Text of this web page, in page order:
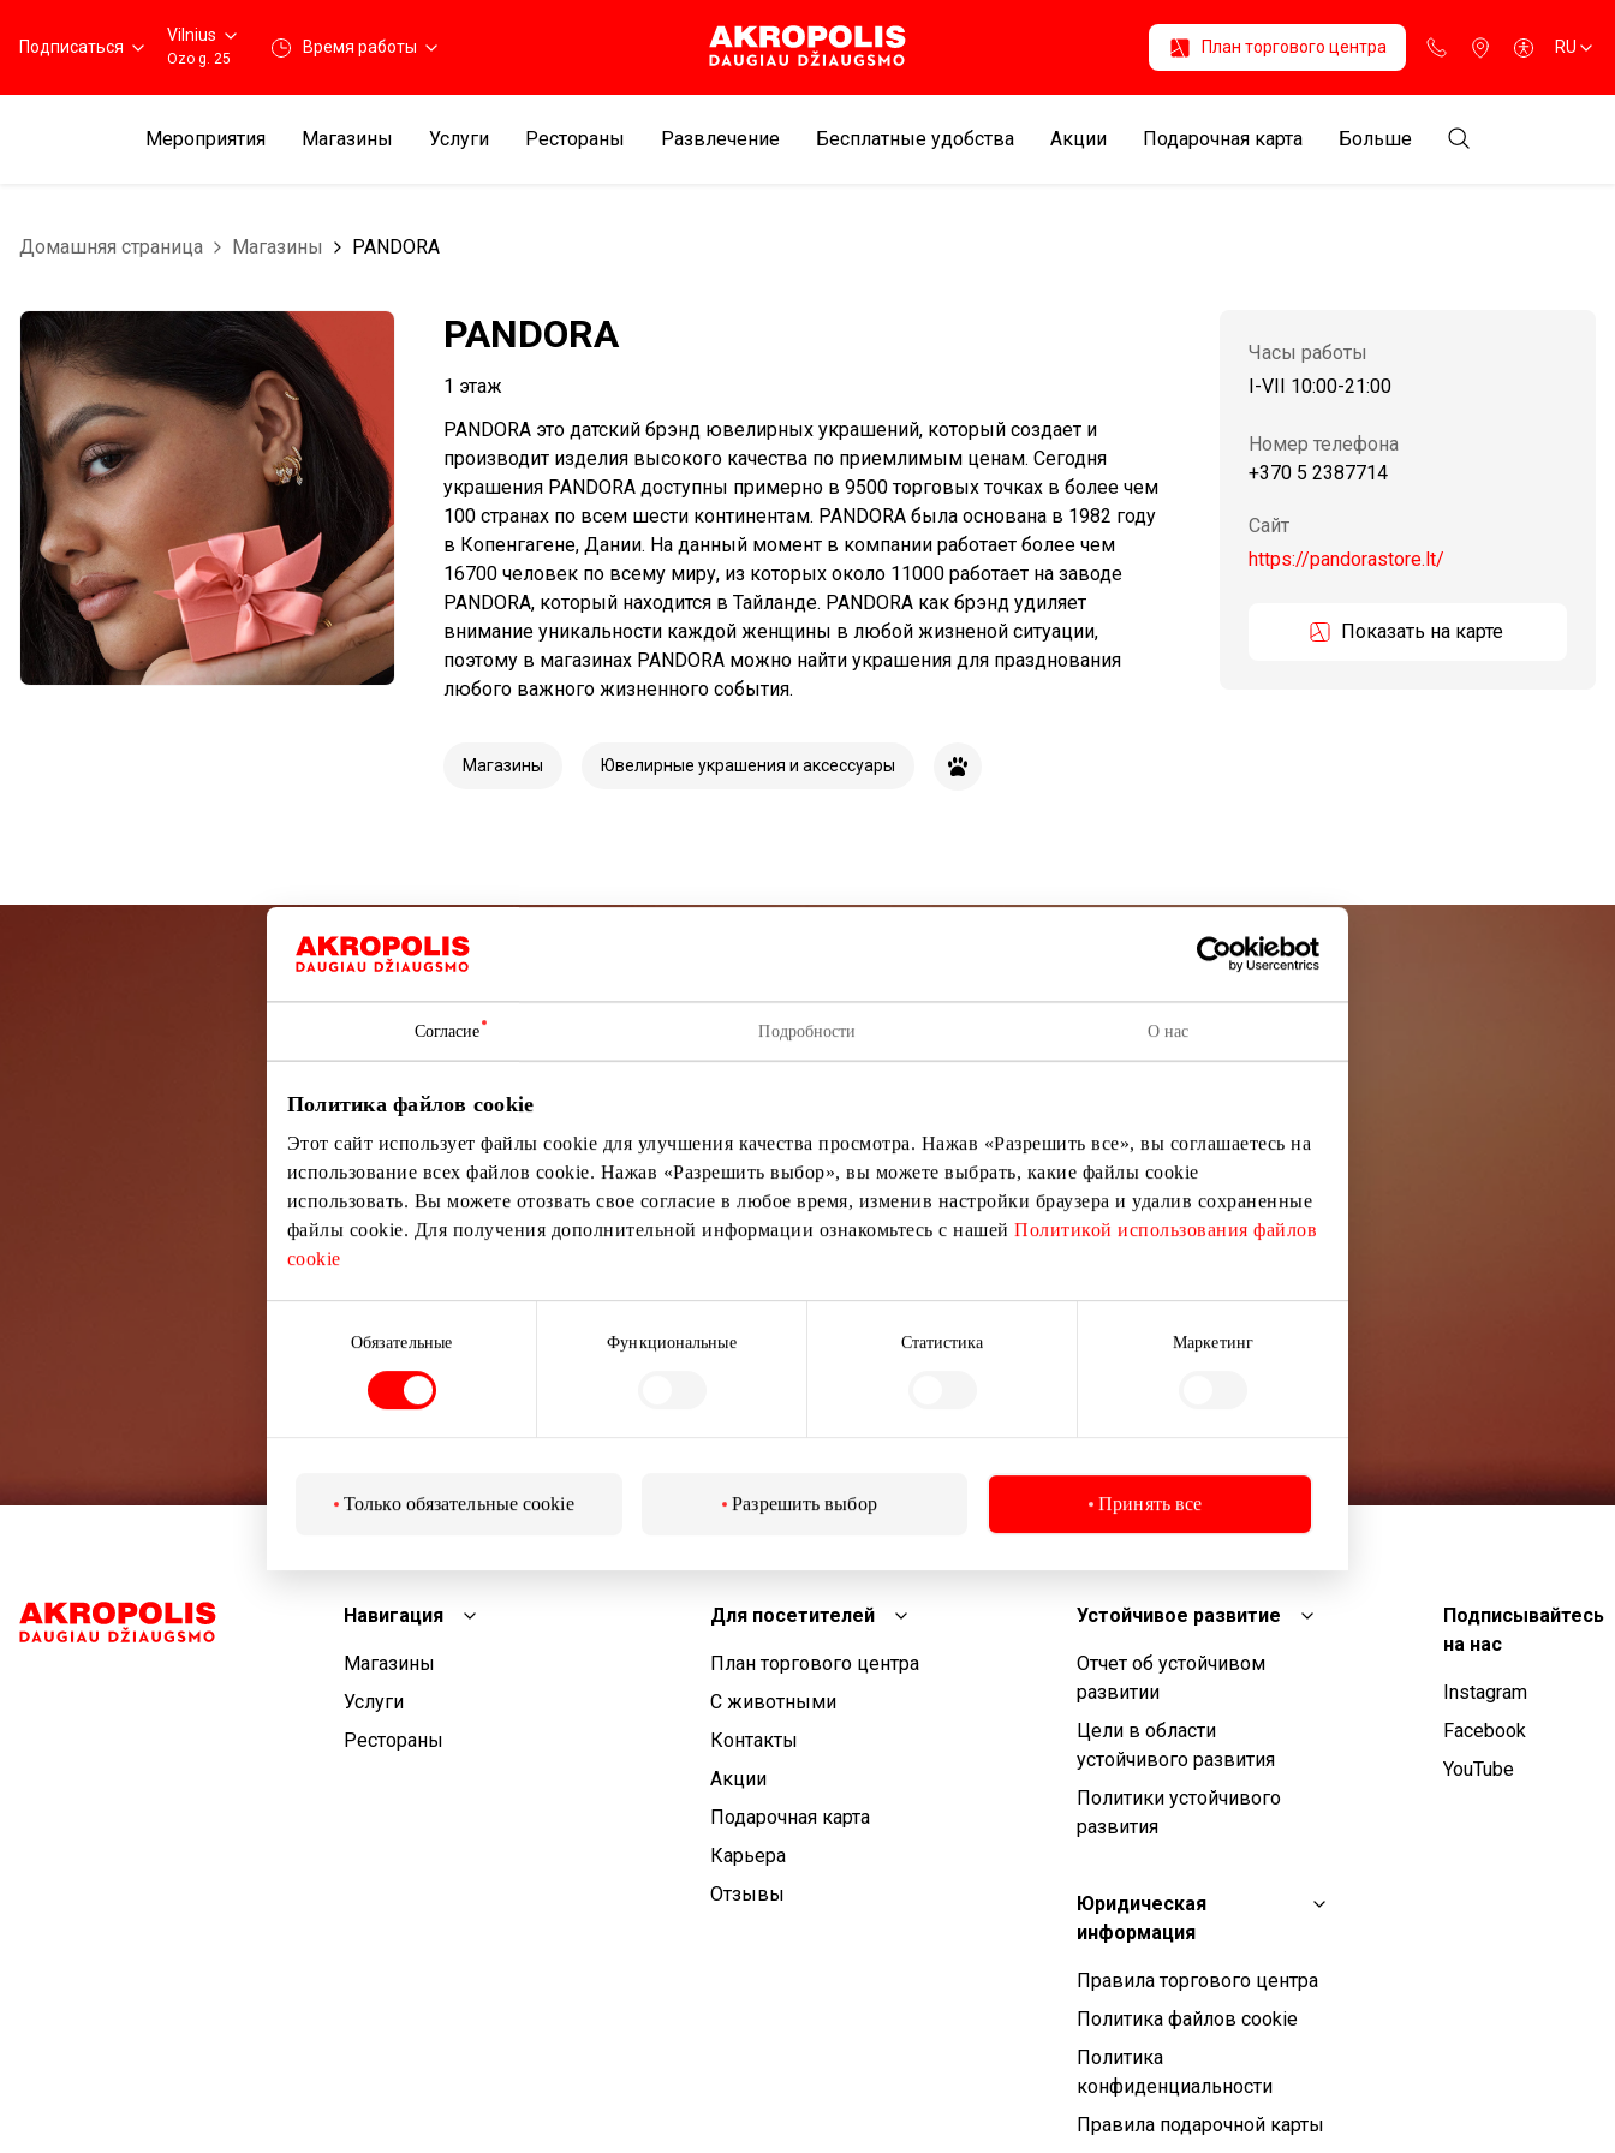
Согласие Подробности О нас
Политика файлов cookie
Этот сайт использует файлы cookie для улучшения качества просмотра. Нажав «Разрешить все», вы соглашаетесь на
использование всех файлов cookie. Нажав «Разрешить выбор», вы можете выбрать, какие файлы cookie
использовать. Вы можете отозвать свое согласие в любое время, изменив настройки браузера и удалив сохраненные
файлы cookie. Для получения дополнительной информации ознакомьтесь с нашейПолитикой использования файлов
cookie
Обязательные Функциональные Статистика Маркетинг
Только обязательные cookie Разрешить выбор Принять все
Подписаться
Vilnius
Ozo g. 25
Время работы План торгового центра RU
Мероприятия Магазины Услуги Рестораны Развлечение Бесплатные удобства Aкции Подарочная карта Больше
Домашняя страница Магазины PANDORA
PANDORA
1 этаж
PANDORA это датский брэнд ювелирных украшений, который создает и
производит изделия высокого качества по приемлимым ценам. Сегодня
украшения PANDORA доступны примерно в 9500 торговых точках в более чем
100 странах по всем шести континентам. PANDORA была основана в 1982 году
в Копенгагене, Дании. На данный момент в компании работает более чем
16700 человек по всему миру, из которых около 11000 работает на заводе
PANDORA, который находится в Тайланде. PANDORA как брэнд удиляет
внимание уникальности каждой женщины в любой жизненой ситуации,
поэтому в магазинах PANDORA можно найти украшения для празднования
любого важного жизненного события.
Магазины Ювелирные украшения и аксессуары
Часы работы
I-VII 10:00-21:00
Номер телефона
+370 5 2387714
Сайт
https://pandorastore.lt/
Показать на карте
Подписывайтесь на рассылку новостей
Навигация
Магазины
Услуги
Рестораны
Для посетителей
План торгового центра
С животными
Контакты
Aкции
Подарочная карта
Карьера
Отзывы
Устойчивое развитие
Отчет об устойчивом
развитии
Цели в области
устойчивого развития
Политики устойчивого
развития
Юридическая
информация
Правила торгового центра
Политика файлов cookie
Политика
конфиденциальности
Правила подарочной карты
Подписывайтесь
на нас
Instagram
Facebook
YouTube